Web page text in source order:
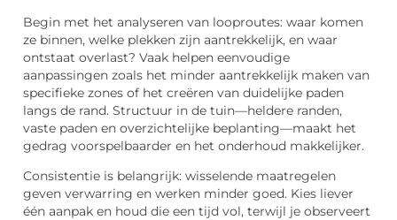
Begin met het analyseren van looproutes: waar komen
ze binnen, welke plekken zijn aantrekkelijk, en waar
ontstaat overlast? Vaak helpen eenvoudige
aanpassingen zoals het minder aantrekkelijk maken van
specifieke zones of het creëren van duidelijke paden
langs de rand. Structuur in de tuin—heldere randen,
vaste paden en overzichtelijke beplanting—maakt het
gedrag voorspelbaarder en het onderhoud makkelijker.
Consistentie is belangrijk: wisselende maatregelen
geven verwarring en werken minder goed. Kies liever
één aanpak en houd die een tijd vol, terwijl je observeert